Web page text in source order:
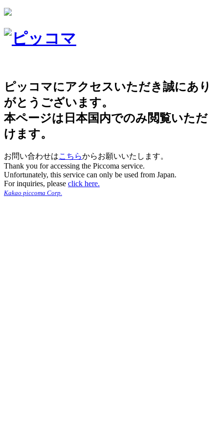
ピッコマにアクセスいただき誠にあり
がとうございます。
本ページは日本国内でのみ閲覧いただ
けます。
お問い合わせはこちらからお願いいたします。
Thank you for accessing the Piccoma service.
Unfortunately, this service can only be used from Japan.
For inquiries, please click here.
Kakao piccoma Corp.